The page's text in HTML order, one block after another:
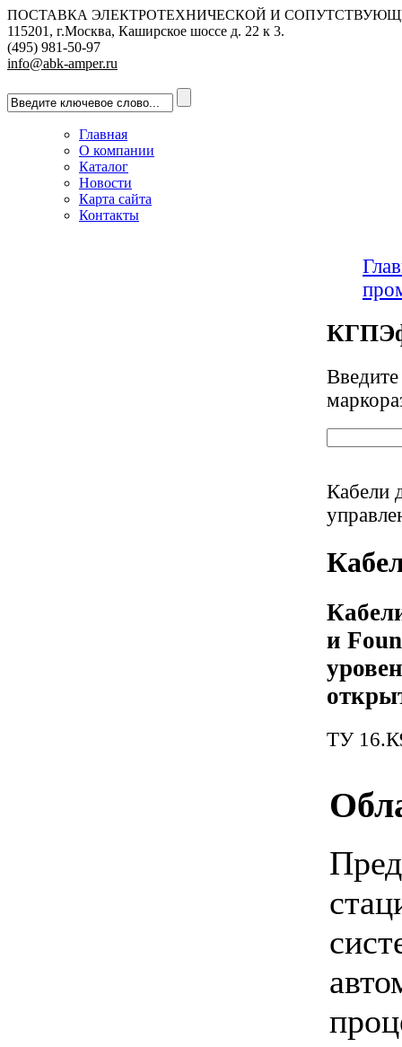
ПОСТАВКА ЭЛЕКТРОТЕХНИЧЕСКОЙ И
115201, г.Москва, Каширское шоссе д. 22 к 3.
(495) 981-50-97
info@abk-amper.ru
Главная
О компании
Каталог
Новости
Карта сайта
Контакты
Кабели
и
ТУ